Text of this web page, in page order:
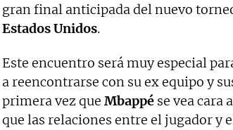
gran final anticipada del nuevo
Estados Unidos.
Este encuentro será muy especial
a reencontrarse con su ex equipo y
primera vez que Mbappé se vea cara
que las relaciones entre el jugador y